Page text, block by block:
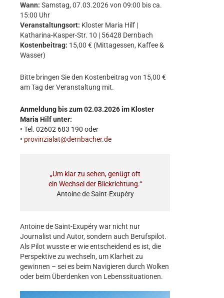
Wann: Samstag, 07.03.2026 von 09:00 bis ca.
15:00 Uhr
Veranstaltungsort: Kloster Maria Hilf |
Katharina-Kasper-Str. 10 | 56428 Dernbach
Kostenbeitrag: 15,00 € (Mittagessen, Kaffee &
Wasser)
Bitte bringen Sie den Kostenbeitrag von 15,00 €
am Tag der Veranstaltung mit.
Anmeldung bis zum 02.03.2026 im Kloster
Maria Hilf unter:
• Tel. 02602 683 190 oder
• provinzialat@dernbacher.de
„Um klar zu sehen, genügt oft
ein Wechsel der Blickrichtung.“
Antoine de Saint-Exupéry
Antoine de Saint-Exupéry war nicht nur
Journalist und Autor, sondern auch Berufspilot.
Als Pilot wusste er wie entscheidend es ist, die
Perspektive zu wechseln, um Klarheit zu
gewinnen – sei es beim Navigieren durch Wolken
oder beim Überdenken von Lebenssituationen.